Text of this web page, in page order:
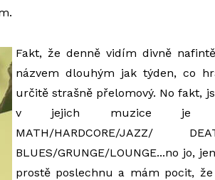
Fakt, že denně vidím divně
názvem dlouhým jak týden, co
určitě strašně přelomový. No fakt,
v jejich muzice je
MATH/HARDCORE/JAZZ/
BLUES/GRUNGE/LOUNGE...no jo,
prostě poslechnu a mám pocit,